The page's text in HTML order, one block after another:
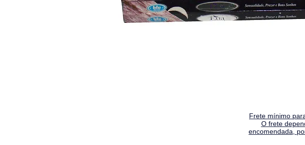
Frete mínimo
O frete
encomendada,